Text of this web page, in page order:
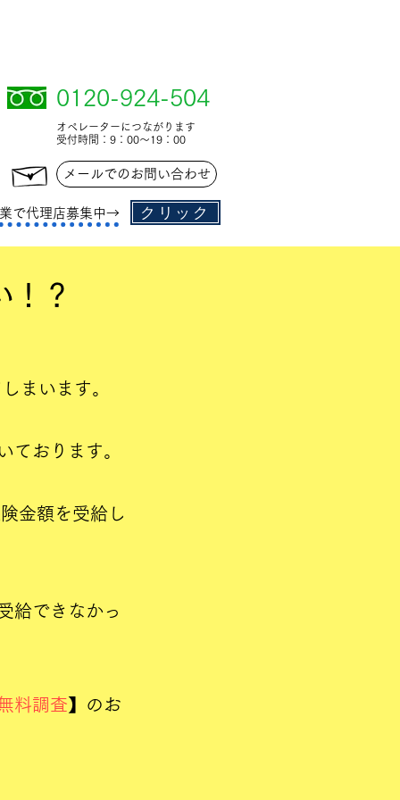
0120-924-504
オペレーターにつながります
​受付時間：9：00〜19：00
メールでのお問い合わせ
で代理店募集中→ クリック
！？
まいます。
ております。
金額を受給し
給できなかっ
料調査】のお